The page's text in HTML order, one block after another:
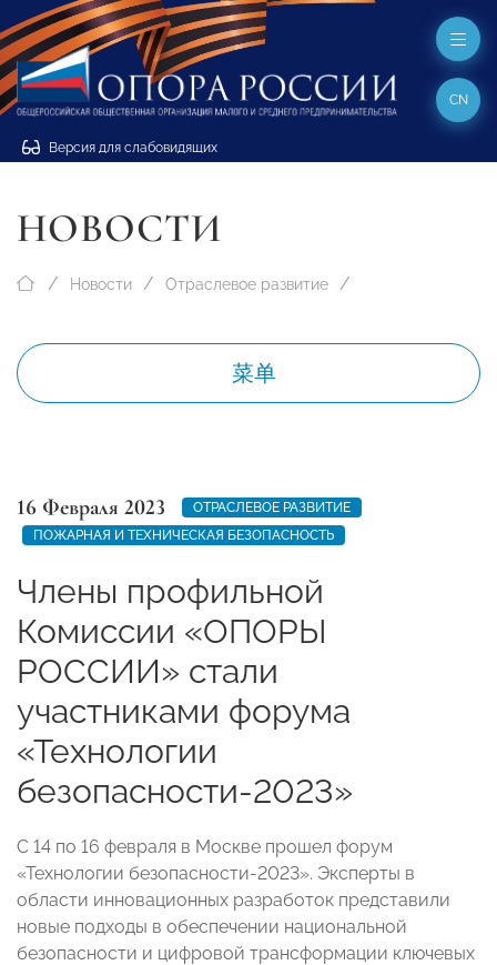
Версия для слабовидящих
CN
НОВОСТИ
Новости Отраслевое развитие
菜单
16 Февраля 2023
ОТРАСЛЕВОЕ РАЗВИТИЕ
ПОЖАРНАЯ И ТЕХНИЧЕСКАЯ БЕЗОПАСНОСТЬ
Члены профильной
Комиссии «ОПОРЫ
РОССИИ» стали
участниками форума
«Технологии
безопасности-2023»
С 14 по 16 февраля в Москве прошел форум
«Технологии безопасности-2023». Эксперты в
области инновационных разработок представили
новые подходы в обеспечении национальной
безопасности и цифровой трансформации ключевых